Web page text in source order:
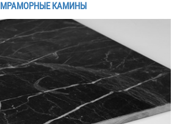
МРАМОРНЫЕ КАМИНЫ